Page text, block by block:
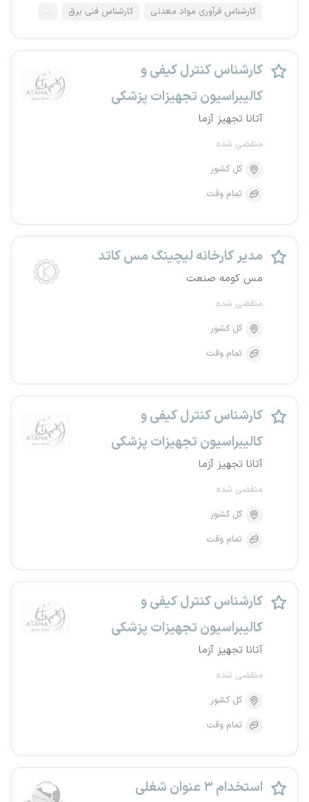
کارشناس فرآوری مواد معدنی کارشناس فنی برق ...
کارشناس کنترل کیفی و
کالیبراسیون تجهیزات پزشکی
آتانا تجهیز آزما
منقضی شده
کل کشور
تمام وقت
مدیر کارخانه لیچینگ مس کاتد
مس کومه صنعت
منقضی شده
کل کشور
تمام وقت
کارشناس کنترل کیفی و
کالیبراسیون تجهیزات پزشکی
آتانا تجهیز آزما
منقضی شده
کل کشور
تمام وقت
کارشناس کنترل کیفی و
کالیبراسیون تجهیزات پزشکی
آتانا تجهیز آزما
منقضی شده
کل کشور
تمام وقت
استخدام ۳ عنوان شغلی